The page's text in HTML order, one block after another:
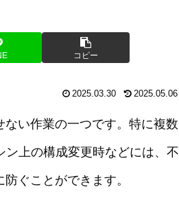
コピー
2025.03.30 2025.05.06
い作業の一つです。特に複数
上の構成変更時などには、不
ぐことができます。